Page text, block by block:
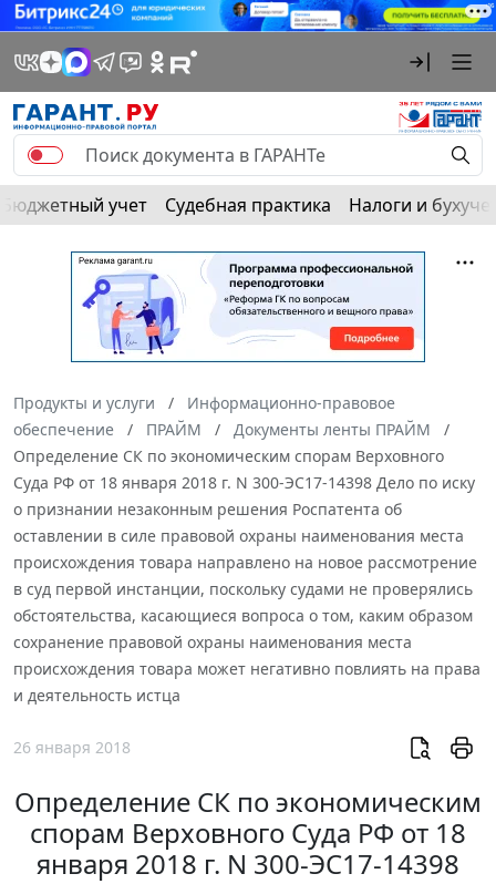
Бюджетный учет Судебная практика Налоги и
Продукты и услуги
Информационно-правовое
обеспечение
ПРАЙМ
Документы ленты ПРАЙМ
Определение СК по экономическим спорам Верховного
Суда РФ от 18 января 2018 г. N 300-ЭС17-14398 Дело по иску
о признании незаконным решения Роспатента об
оставлении в силе правовой охраны наименования места
происхождения товара направлено на новое рассмотрение
в суд первой инстанции, поскольку судами не проверялись
обстоятельства, касающиеся вопроса о том, каким образом
сохранение правовой охраны наименования места
происхождения товара может негативно повлиять на права
и деятельность истца
26 января 2018
Определение СК по экономическим
спорам Верховного Суда РФ от 18
января 2018 г. N 300-ЭС17-14398